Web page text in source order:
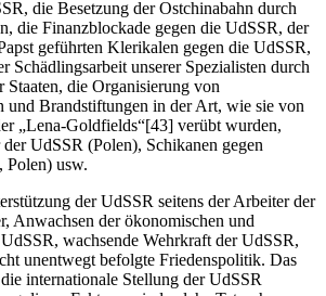
die Besetzung der Ostchinabahn durch
die Finanzblockade gegen die UdSSR, der
geführten Klerikalen gegen die UdSSR,
Schädlingsarbeit unserer Spezialisten durch
Staaten, die Organisierung von
und Brandstiftungen in der Art, wie sie von
„Lena-Goldfields“[43] verübt wurden,
UdSSR (Polen), Schikanen gegen
Polen) usw.
der UdSSR seitens der Arbeiter der
Anwachsen der ökonomischen und
wachsende Wehrkraft der UdSSR,
unentwegt befolgte Friedenspolitik. Das
internationale Stellung der UdSSR